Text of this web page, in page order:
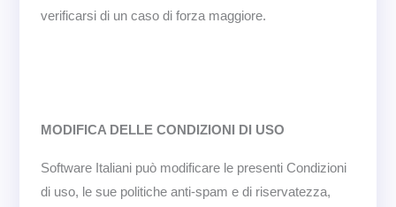
verificarsi di un caso di forza maggiore.
MODIFICA DELLE CONDIZIONI DI USO
Software Italiani può modificare le presenti Condizioni
di uso, le sue politiche anti-spam e di riservatezza,